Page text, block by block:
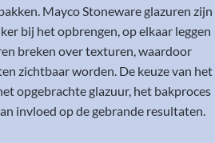
Mayco Stoneware glazuren zijn
bij het opbrengen, op elkaar leggen
breken over texturen, waardoor
zichtbaar worden. De keuze van het
opgebrachte glazuur, het bakproces
invloed op de gebrande resultaten.